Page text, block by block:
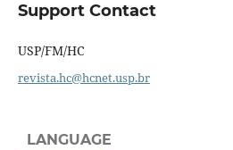
Support Contact
USP/FM/HC
revista.hc@hcnet.usp.br
LANGUAGE